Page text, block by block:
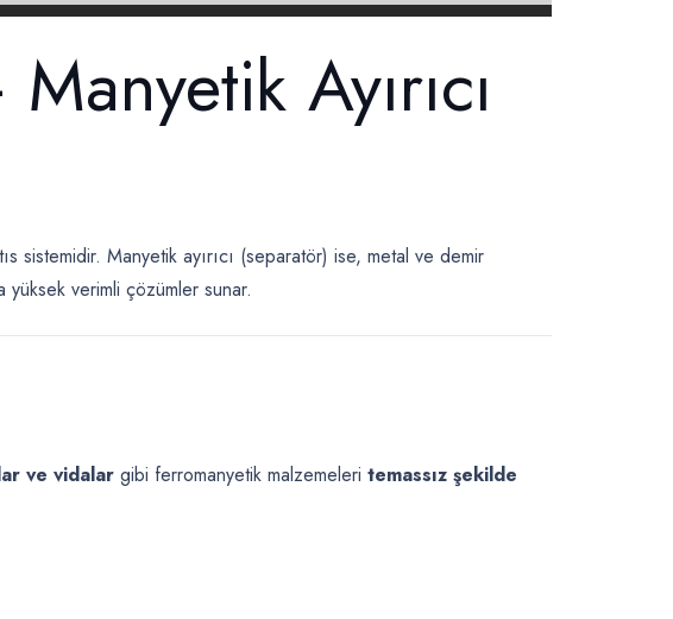
Ayırıcı
sistemidir. Manyetik ayırıcı (separatör) ise, metal ve demir
yüksek verimli çözümler sunar.
ve vidalar gibi ferromanyetik malzemeleri temassız şekilde